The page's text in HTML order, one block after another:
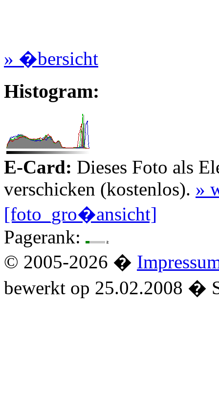
» �bersicht
Histogram:
E-Card: Dieses Foto als
verschicken (kostenlos). »
[foto_gro�ansicht]
Pagerank:
© 2005-2026 �
bewerkt op 25.02.2008 �